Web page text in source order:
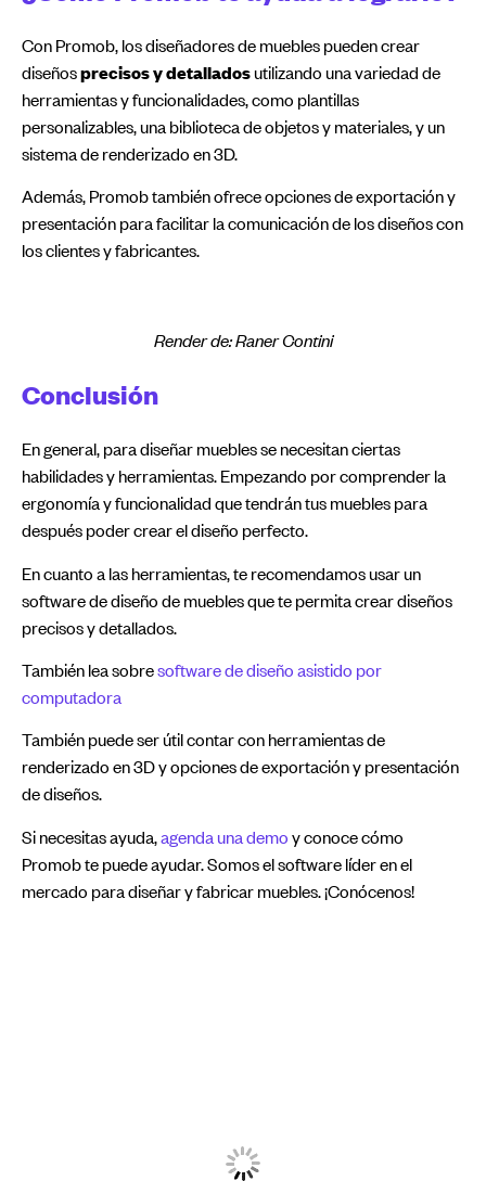
Con Promob, los diseñadores de muebles pueden crear
diseñosprecisos y detalladosutilizando una variedad de
herramientas y funcionalidades, como plantillas
personalizables, una biblioteca de objetos y materiales, y un
sistema de renderizado en 3D.
Además, Promob también ofrece opciones de exportación y
presentación para facilitar la comunicación de los diseños con
los clientes y fabricantes.
Render de: Raner Contini
Conclusión
En general, para diseñar muebles se necesitan ciertas
habilidades y herramientas. Empezando por comprender la
ergonomía y funcionalidad que tendrán tus muebles para
después poder crear el diseño perfecto.
En cuanto a las herramientas, te recomendamos usar un
software de diseño de muebles que te permita crear diseños
precisos y detallados.
También lea sobresoftware de diseño asistido por
computadora
También puede ser útil contar con herramientas de
renderizado en 3D y opciones de exportación y presentación
de diseños.
Si necesitas ayuda,agenda una demo y conoce cómo
Promob te puede ayudar. Somos el software líder en el
mercado para diseñar y fabricar muebles. ¡Conócenos!